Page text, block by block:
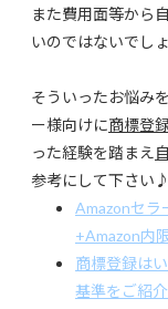
また費用面等から
いのではないでし
そういったお悩み
ー様向けに商標登
った経験を踏まえ
参考にして下さい♪
Amazonセラ
+Amazon内
商標登録は
基準をご紹